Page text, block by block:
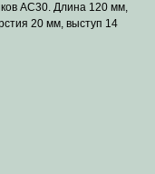
AC30. Длина 120 мм,
20 мм, выступ 14